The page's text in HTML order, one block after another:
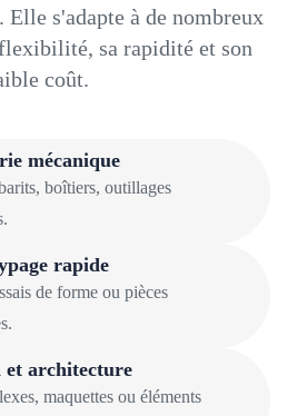
Elle s'adapte à de nombreux
sa rapidité et son
coût.
mécanique
boîtiers, outillages
rapide
de forme ou pièces
et architecture
maquettes ou éléments